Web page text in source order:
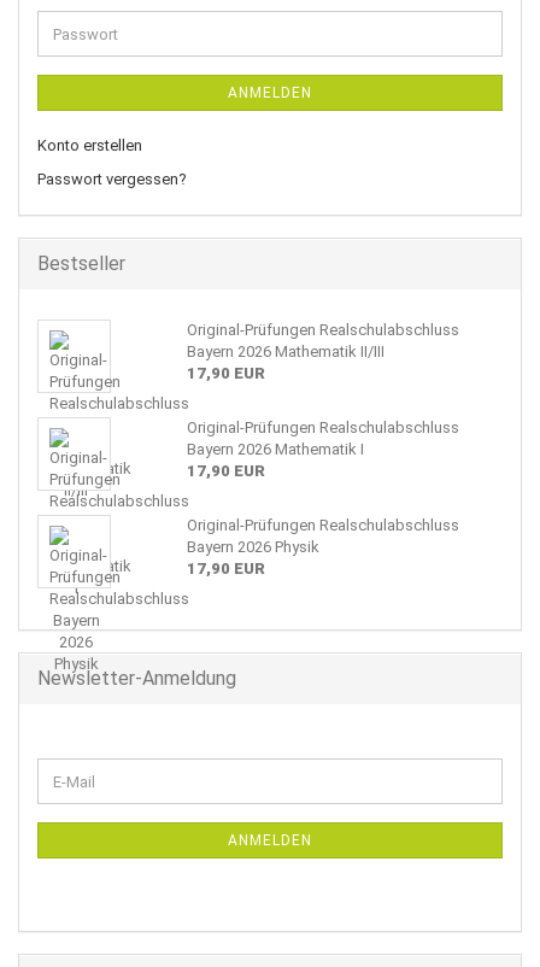
Adresse
Passwort
ANMELDEN
Konto erstellen
Passwort vergessen?
Bestseller
Original-Prüfungen Realschulabschluss
Bayern 2026 Mathematik II/III
17,90 EUR
Original-Prüfungen Realschulabschluss
Bayern 2026 Mathematik I
17,90 EUR
Original-Prüfungen Realschulabschluss
Bayern 2026 Physik
17,90 EUR
Newsletter-Anmeldung
ZUR
E-
Mail
ANMELDEN